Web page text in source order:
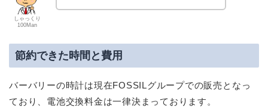
しゃっくり
100Man
節約できた時間と費用
バーバリーの時計は現在FOSSILグループでの販売となっ
ており、電池交換料金は一律決まっております。